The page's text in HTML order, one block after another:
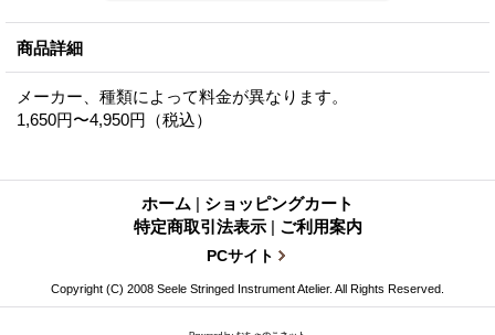
商品詳細
メーカー、種類によって料金が異なります。
1,650円〜4,950円（税込）
ホーム | ショッピングカート
特定商取引法表示 | ご利用案内
PCサイト
Copyright (C) 2008 Seele Stringed Instrument Atelier. All Rights Reserved.